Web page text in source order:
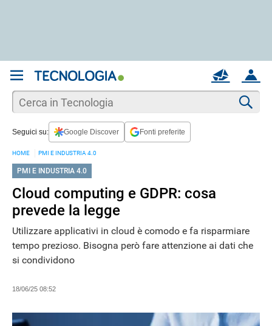
ACCOUNT
MAIL
Seguici su: Google Discover Fonti preferite
HOME PMI E INDUSTRIA 4.0
PMI E INDUSTRIA 4.0
Cloud computing e GDPR: cosa
prevede la legge
Utilizzare applicativi in cloud è comodo e fa risparmiare
tempo prezioso. Bisogna però fare attenzione ai dati che
si condividono
18/06/25 08:52